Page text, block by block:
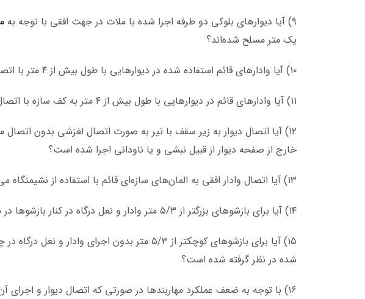
۹) آیا دیوار‌های بلوکی دو طرفه اجرا شده با ملات در جهت افقی با توجه به
یک متر مسلح شده‌اند؟
۱۰) آیا وادار‌های قائم استفاده شده در دیوار‌هایی با طول بیش از ۴ متر با اتصال مفصلی به کف سازه متصل شده‌اند؟
۱۱) آیا وادار‌های قائم در دیوار‌هایی با طول بیش از ۴ متر به کف سازه با اتصال کشویی متصل شده‌اند؟
۱۲) آیا اتصال دیوار به زیر سقف با تیر به صورت اتصال لغزشی بدون اتصال
خارج از صفحه دیوار از قبیل نبشی و یا ناودانی اجرا شده است؟
۱۳) آیا اتصال وادار افقی به المان‌های سازه‌ای قائم با استفاده از نشیمنگاه می‌باشد؟
۱۴) آیا برای بازشو‌های بزرگتر از ۵/۳ متر وادار و نعل درگاه در کنار بازشو‌ها در نظر گرفته شده است؟
۱۵) آیا برای بازشو‌های کوچکتر از ۵/۳ متر بدون
شده در نظر گرفته شده است؟
۱۶) با توجه به ضعف عملکرد مهاربند‌ها در صورتی که اتصال دیوار و اجرای